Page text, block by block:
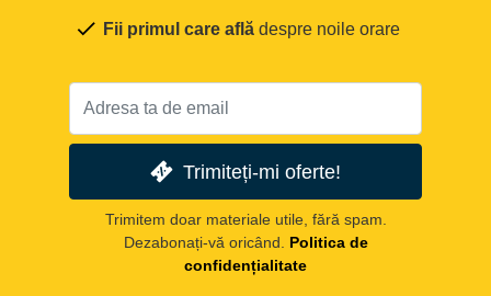
Fii primul care află despre noile orare
Trimiteți-mi oferte!
Trimitem doar materiale utile, fără spam.
Dezabonați-vă oricând. Politica de
confidențialitate